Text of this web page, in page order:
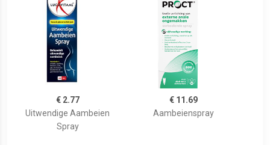
€ 2.77
Uitwendige Aambeien
Spray
€ 11.69
Aambeienspray